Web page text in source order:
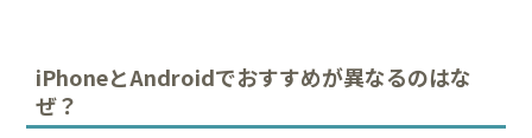
iPhoneとAndroidでおすすめが異なるのはな
ぜ？